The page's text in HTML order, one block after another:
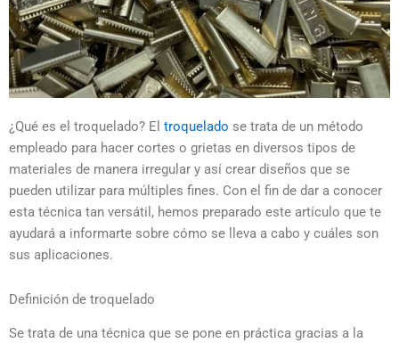
¿Qué es el troquelado? El troquelado se trata de un método
empleado para hacer cortes o grietas en diversos tipos de
materiales de manera irregular y así crear diseños que se
pueden utilizar para múltiples fines. Con el fin de dar a conocer
esta técnica tan versátil, hemos preparado este artículo que te
ayudará a informarte sobre cómo se lleva a cabo y cuáles son
sus aplicaciones.
Definición de troquelado
Se trata de una técnica que se pone en práctica gracias a la